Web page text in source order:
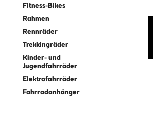
Fitness-Bikes
Rahmen
Rennräder
Trekkingräder
Kinder- und
Jugendfahrräder
Elektrofahrräder
Fahrradanhänger